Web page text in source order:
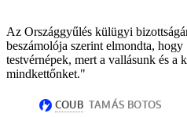
Az Országgyűlés külügyi
beszámolója szerint elmondta,
testvérnépek, mert a vallásunk és a
mindkettőnket."